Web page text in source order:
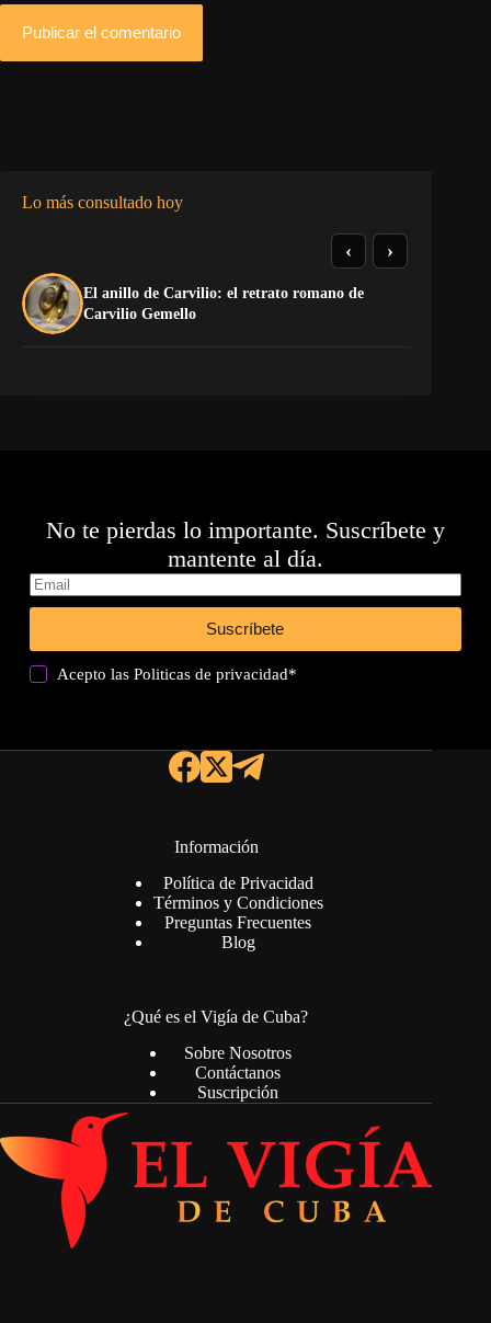
Publicar el comentario
Lo más consultado hoy
El anillo de Carvilio: el retrato romano de
Carvilio Gemello
‹ ›
No te pierdas lo importante. Suscríbete y
mantente al día.
Suscríbete
Acepto lasPoliticas de privacidad*
Información
Política de Privacidad
Términos y Condiciones
Preguntas Frecuentes
Blog
¿Qué es el Vigía de Cuba?
Sobre Nosotros
Contáctanos
Suscripción